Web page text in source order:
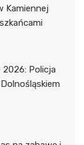
Kamiennej
2026: Policja